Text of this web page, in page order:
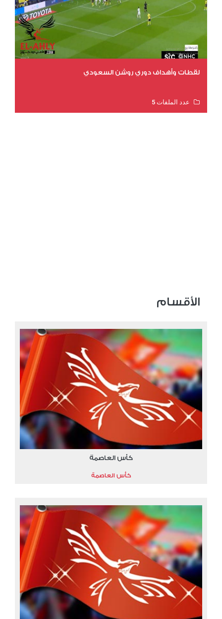
لقطات وأهداف دوري روشن السعودي
عدد الملفات 5
الأقسام
كأس العاصمة
كأس العاصمة